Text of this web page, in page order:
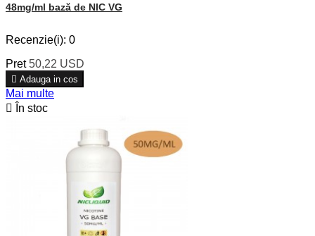
48mg/ml bază de NIC VG
Recenzie(i): 0
Pret 50,22 USD
 Adauga in cos
Mai multe

În stoc